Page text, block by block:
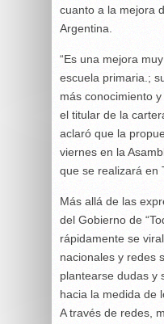
cuanto a la mejora
Argentina.
“Es una mejora
escuela primaria.;
más conocimiento
el titular de la
aclaró que la
viernes en la
que se realizará en
Más allá de las
del Gobierno de
rápidamente se
nacionales y redes
plantearse dudas y
hacia la medida de
A través de redes,